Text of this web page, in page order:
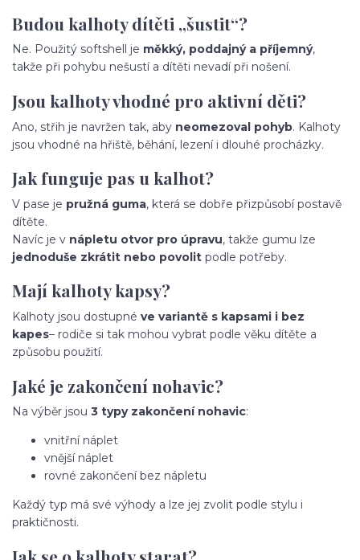
Budou kalhoty dítěti „šustit“?
Ne. Použitý softshell je měkký, poddajný a příjemný,
takže při pohybu nešustí a dítěti nevadí při nošení.
Jsou kalhoty vhodné pro aktivní děti?
Ano, střih je navržen tak, aby neomezoval pohyb. Kalhoty
jsou vhodné na hřiště, běhání, lezení i dlouhé procházky.
Jak funguje pas u kalhot?
V pase je pružná guma, která se dobře přizpůsobí postavě
dítěte.
Navíc je v nápletu otvor pro úpravu, takže gumu lze
jednoduše zkrátit nebo povolit podle potřeby.
Mají kalhoty kapsy?
Kalhoty jsou dostupné ve variantě s kapsami i bez
kapes– rodiče si tak mohou vybrat podle věku dítěte a
způsobu použití.
Jaké je zakončení nohavic?
Na výběr jsou 3 typy zakončení nohavic:
vnitřní náplet
vnější náplet
rovné zakončení bez nápletu
Každý typ má své výhody a lze jej zvolit podle stylu i
praktičnosti.